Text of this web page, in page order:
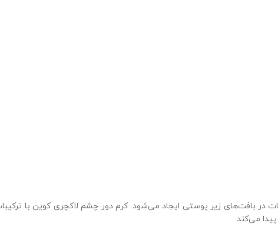
در بافت‌های زیر پوستی ایجاد می‌شود. کرم دور چشم لاکچری کوین با
می‌کند.